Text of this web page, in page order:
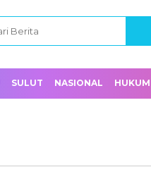
SULUT NASIONAL